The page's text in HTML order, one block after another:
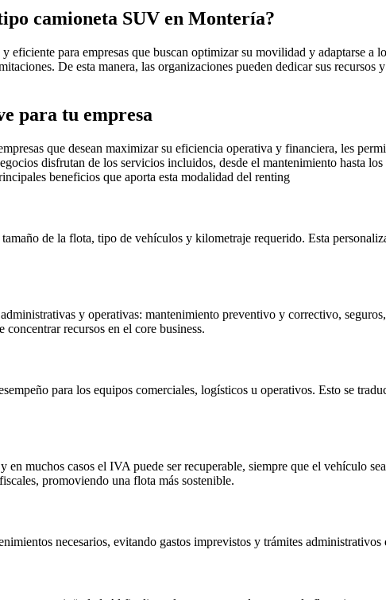
camioneta SUV en Montería?
para empresas que buscan optimizar su movilidad y adaptarse a
De esta manera, las organizaciones pueden dedicar sus recursos
para tu empresa
que desean maximizar su eficiencia operativa y financiera, les
disfrutan de los servicios incluidos, desde el mantenimiento hasta
beneficios que aporta esta modalidad del renting
de la flota, tipo de vehículos y kilometraje requerido. Esta
y operativas: mantenimiento preventivo y correctivo,
recursos en el core business.
para los equipos comerciales, logísticos u operativos. Esto se
muchos casos el IVA puede ser recuperable, siempre que el vehículo
promoviendo una flota más sostenible.
necesarios, evitando gastos imprevistos y trámites